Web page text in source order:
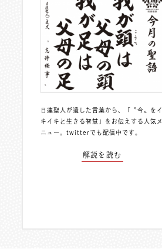
日蓮聖人が遺した言葉から、「〝今〟をイ
キイキと生きる智慧」をお伝えする人気メ
ニュー。 twitterでも配信中 です。
解説を読む